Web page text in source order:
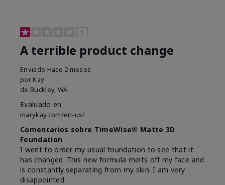
1
A terrible product change
Enviado Hace 2 meses
por Kay
de Buckley, WA
Evaluado en
marykay.com/en-us/
Comentarios sobre TimeWise® Matte 3D
Foundation
I went to order my usual foundation to see that it
has changed. This new formula melts off my face and
is constantly separating from my skin. I am very
disappointed.